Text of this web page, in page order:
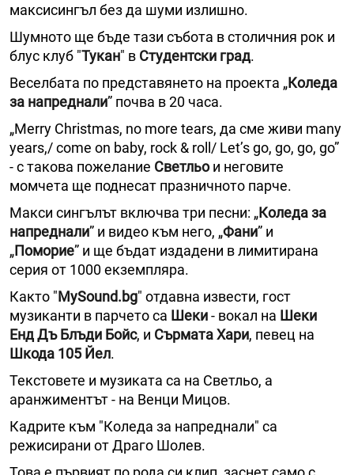
максисингъл без да шуми излишно.
Шумното ще бъде тази събота в столичния рок и
блус клуб "Тукан" в Студентски град.
Веселбата по представянето на проекта „Коледа
за напреднали” почва в 20 часа.
„Merry Christmas, no more tears, да сме живи many
years,/ comе on baby, rock & roll/ Let’s go, go, go, go”
- с такова пожелание Светльои неговите
момчета ще поднесат празничното парче.
Макси сингълът включва три песни: „Коледа за
напреднали” и видео към него, „Фани” и
„Поморие” и ще бъдат издадени в лимитирана
серия от 1000 екземпляра.
Както "MySound.bg" отдавна извести, гост
музиканти в парчето са Шеки- вокал на Шеки
Енд Дъ Блъди Бойс, и Сърмата Хари, певец на
Шкода 105 Йел.
Текстовете и музиката са на Светльо, а
аранжиментът - на Венци Мицов.
Кадрите към "Коледа за напреднали" са
режисирани от Драго Шолев.